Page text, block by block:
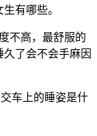
有哪些。
不高，最舒服的
了会不会手麻因